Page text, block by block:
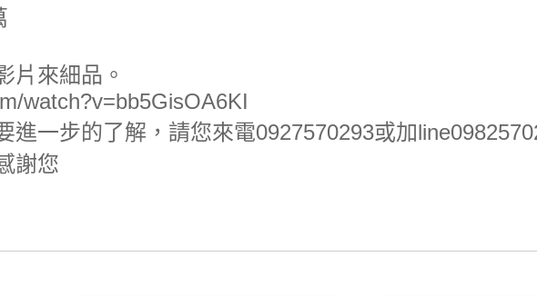
片來細品。
watch?v=bb5GisOA6KI
進一步的了解，請您來電0927570293或加
謝您